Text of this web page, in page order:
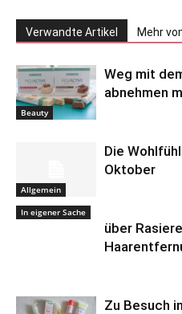
Verwandte Artikel Mehr
Beauty
Weg mit
abnehmen
Allgemein
Die
Oktober
In eigener Sache
über
Zu Besuch